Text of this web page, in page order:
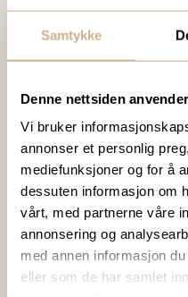
Samtykke
Denne nettsiden
Vi bruker
annonser et personlig
mediefunksjoner og for å
dessuten informasjon om
vårt, med partnerne våre
annonsering og
med annen informasjon
eller som de har samlet
VIL DU VITE MER OM VÅRE
Ta kontakt med en av
Ta kontakt
BESTILL VÅRT GRATIS
To ganger i året sender
med siste nytt innenfor
og mikroskopi.